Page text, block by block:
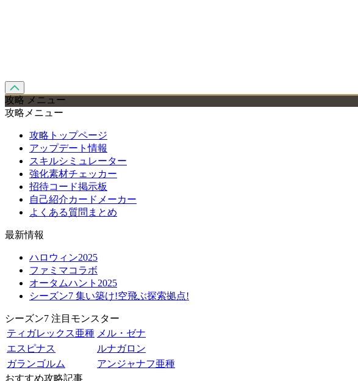
攻略 メニュー
攻略メニュー
攻略トップページ
アップデート情報
スキルシミュレーター
強化素材チェッカー
招待コード掲示板
自己紹介カードメーカー
よくある質問まとめ
最新情報
ハロウィン2025
ファミマコラボ
オータムハント2025
シーズン7 集い築け!空飛ぶ探索拠点!
シーズン7 注目モンスター
ティガレックス亜種 メル・ゼナ
エスピナス
ルナガロン
ガランゴルム
アンジャナフ亜種
おすすめ攻略記事